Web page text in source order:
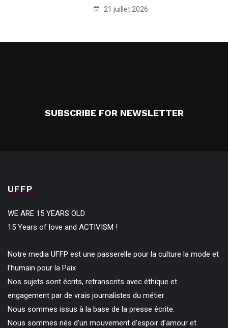
21 juillet 2026
SUBSCRIBE FOR NEWSLETTER
UFFP
WE ARE 15 YEARS OLD
15 Years of love and ACTIVISM !
Notre media UFFP est une passerelle pour la culture la mode et
l’humain pour la Paix
Nos sujets sont écrits, retranscrits avec éthique et
engagement par de vrais journalistes du métier
Nous sommes issus à la base de la presse écrite.
Nous sommes nés d’un mouvement d’espoir d’amour et